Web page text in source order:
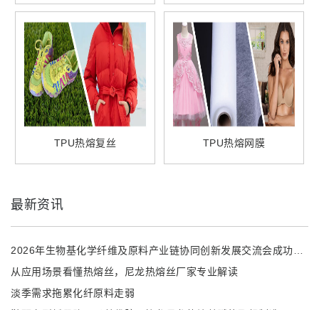
TPU热熔复丝 TPU热熔网膜
最新资讯
从应用场景看懂热熔丝，尼龙热熔丝厂家专业解读
淡季需求拖累化纤原料走弱